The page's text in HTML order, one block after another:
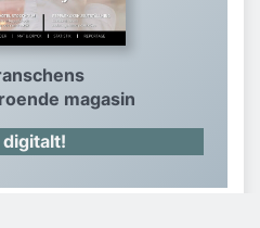
magasin
digitalt!